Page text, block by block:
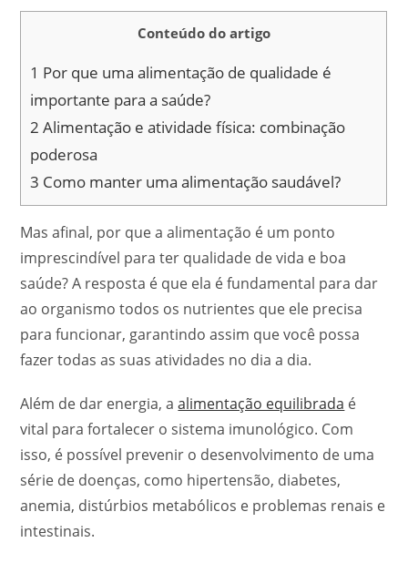
Conteúdo do artigo
1 Por que uma alimentação de qualidade é
importante para a saúde?
2 Alimentação e atividade física: combinação
poderosa
3 Como manter uma alimentação saudável?
Mas afinal, por que a alimentação é um ponto
imprescindível para ter qualidade de vida e boa
saúde? A resposta é que ela é fundamental para dar
ao organismo todos os nutrientes que ele precisa
para funcionar, garantindo assim que você possa
fazer todas as suas atividades no dia a dia.
Além de dar energia, aalimentação equilibrada é
vital para fortalecer o sistema imunológico. Com
isso, é possível prevenir o desenvolvimento de uma
série de doenças, como hipertensão, diabetes,
anemia, distúrbios metabólicos e problemas renais e
intestinais.